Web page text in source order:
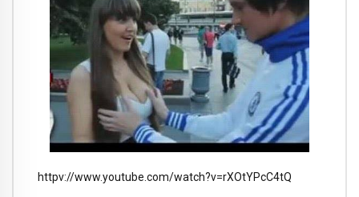
httpv://www.youtube.com/watch?v=rXOtYPcC4tQ